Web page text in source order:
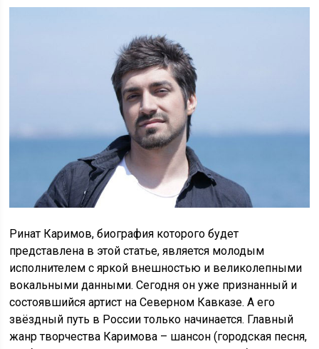
Ринат Каримов, биография которого будет
представлена в этой статье, является молодым
исполнителем с яркой внешностью и великолепными
вокальными данными. Сегодня он уже признанный и
состоявшийся артист на Северном Кавказе. А его
звёздный путь в России только начинается. Главный
жанр творчества Каримова – шансон (городская песня,